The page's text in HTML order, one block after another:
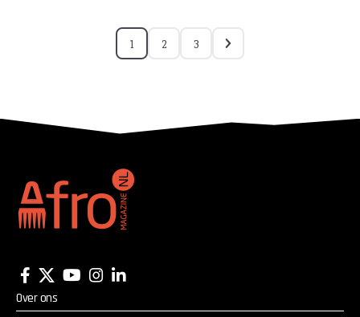
1 2 3
Over ons